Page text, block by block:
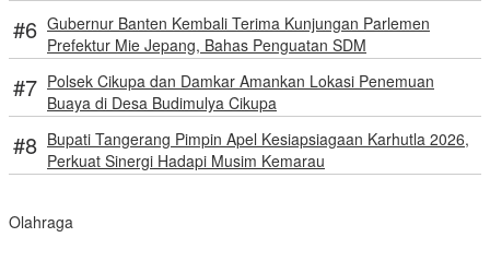
Gubernur Banten Kembali Terima Kunjungan Parlemen
Prefektur Mie Jepang, Bahas Penguatan SDM
Polsek Cikupa dan Damkar Amankan Lokasi Penemuan
Buaya di Desa Budimulya Cikupa
Bupati Tangerang Pimpin Apel Kesiapsiagaan Karhutla 2026,
Perkuat Sinergi Hadapi Musim Kemarau
Olahraga